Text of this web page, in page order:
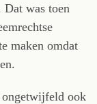
Dat was toen
maken omdat
ongetwijfeld ook